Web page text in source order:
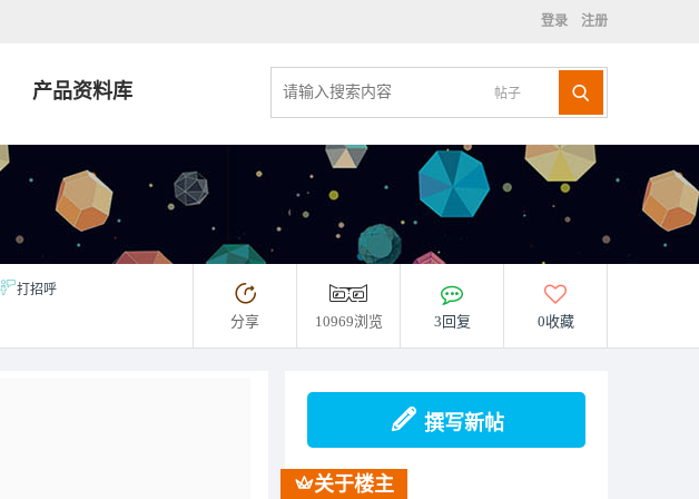
登录 注册
帖子
产品资料库
打招呼
分享 10969浏览 3回复 0收藏
撰写新帖
关于楼主